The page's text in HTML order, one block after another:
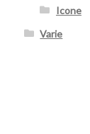
Icone
Varie